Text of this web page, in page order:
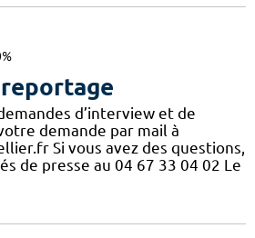
d’interview et de
demande par mail à
Si vous avez des questions,
de presse au 04 67 33 04 02 Le